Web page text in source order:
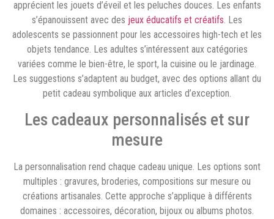
apprécient les jouets d’éveil et les peluches douces. Les enfants
s’épanouissent avec des jeux éducatifs et créatifs . Les
adolescents se passionnent pour les accessoires high-tech et les
objets tendance. Les adultes s’intéressent aux catégories
variées comme le bien-être, le sport, la cuisine ou le jardinage.
Les suggestions s’adaptent au budget, avec des options allant du
petit cadeau symbolique aux articles d’exception.
Les cadeaux personnalisés et sur
mesure
La personnalisation rend chaque cadeau unique. Les options sont
multiples : gravures, broderies, compositions sur mesure ou
créations artisanales. Cette approche s’applique à différents
domaines : accessoires, décoration, bijoux ou albums photos.